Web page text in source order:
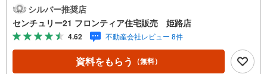
りある空間です 特徴・IHクッキングヒーター採用のカウン
ターキッチンで快適にお料理が楽しめます・食器洗浄乾燥
機・浄水器付きで家事効率も向上します・スーパー徒歩9
分、コンビニ徒歩6分で生活利便性良好です・保育園や郵便
局も徒歩圏内に揃う暮らしやすい住環境です 立地・谷外小
学校まで徒歩約22分・城山中学校まで徒歩約23分 弊社が選
シルバー推奨店
センチュリー21 フロンティア住宅販売 姫路店
4.62 不動産会社レビュー 8件
資料をもらう （無料）